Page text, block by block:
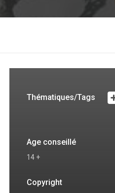
Thématiques/Tags
Age conseillé
14 +
Copyright